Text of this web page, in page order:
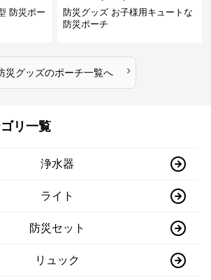
防災ポー
防災グッズ お子様用キュートな
防災ポーチ
災グッズのポーチ一覧へ ›
リ一覧
浄水器
ライト
防災セット
リュック